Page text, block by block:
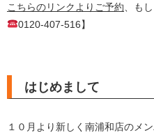
こちらのリンクよりご予約 、も
0120-407-516】
はじめまして
１０月より新しく南浦和店のメ